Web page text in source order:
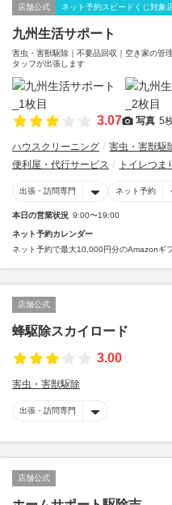
店舗公式 ネット予約スピードくじ対象
九州生活サポート
害虫・害獣駆除｜不要品回収｜空き家の管
タッフが出張します
3.07 写真 5
ハウスクリーニング 害虫・害獣駆
便利屋・代行サービス
トイレつま
出張・訪問専門 ネット予約
本日の営業状況 9:00〜19:00
ネット予約カレンダー
ネット予約で最大10,000円分のAmazonギ
店舗公式
蜂駆除スカイロード
3.00
害虫・害獣駆除
出張・訪問専門
店舗公式